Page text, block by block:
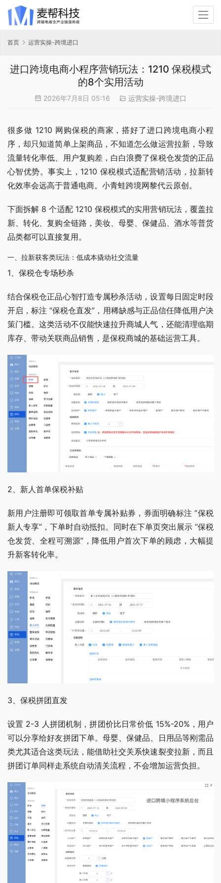
首页 运营实操-跨境进口
进口跨境电商小程序营销玩法：1210 保税模式
的8个实用活动
2026年7月8日 05:16 运营实操-跨境进口
很多做 1210 网购保税的商家，搭好了进口跨境电商小程
序，却只知道简单上架商品，不知道怎么做运营拉新，导致
流量转化率低、用户复购差，白白浪费了保税仓发货的正品
心智优势。事实上，1210 保税模式适配营销活动，拉新转
化效率会远高于普通电商。小青蛙跨境网黎代云原创。
下面拆解 8 个适配 1210 保税模式的实用营销玩法，覆盖拉
新、转化、复购全链路，美妆、母婴、保健品、酒水等普货
品类都可以直接复用。
一、拉新获客类玩法：低成本撬动社交流量
1、保税仓专场秒杀
结合保税仓正品心智打造专属秒杀活动，设置每日固定时段
开启，标注 “保税仓直发”，用稀缺感与正品信任降低用户决
策门槛。这类活动不仅能快速拉升商城人气，还能清理临期
库存、带动关联商品销售，是保税商城的基础运营工具。
2、新人首单保税补贴
新用户注册即可领取首单专属补贴券，券面明确标注 “保税
新人专享”，下单时自动抵扣。同时在下单页突出展示 “保税
仓发货、全程可溯源”，降低用户首次下单的顾虑，大幅提
升新客转化率。
3、保税拼团直发
设置 2-3 人拼团机制，拼团价比日常价低 15%-20%，用户
可以分享给好友拼团下单。母婴、保健品、日用品等刚需品
类尤其适合这类玩法，能借助社交关系快速裂变拉新，而且
拼团订单同样走系统自动清关流程，不会增加运营负担。